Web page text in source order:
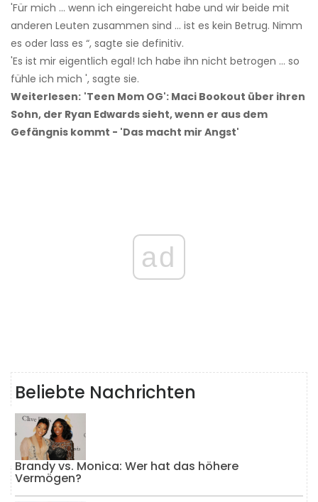
'Für mich ... wenn ich eingereicht habe und wir beide mit
anderen Leuten zusammen sind ... ist es kein Betrug. Nimm
es oder lass es “, sagte sie definitiv.
'Es ist mir eigentlich egal! Ich habe ihn nicht betrogen ... so
fühle ich mich ', sagte sie.
Weiterlesen: 'Teen Mom OG': Maci Bookout über ihren
Sohn, der Ryan Edwards sieht, wenn er aus dem
Gefängnis kommt - 'Das macht mir Angst'
ad
Beliebte Nachrichten
Brandy vs. Monica: Wer hat das höhere
Vermögen?